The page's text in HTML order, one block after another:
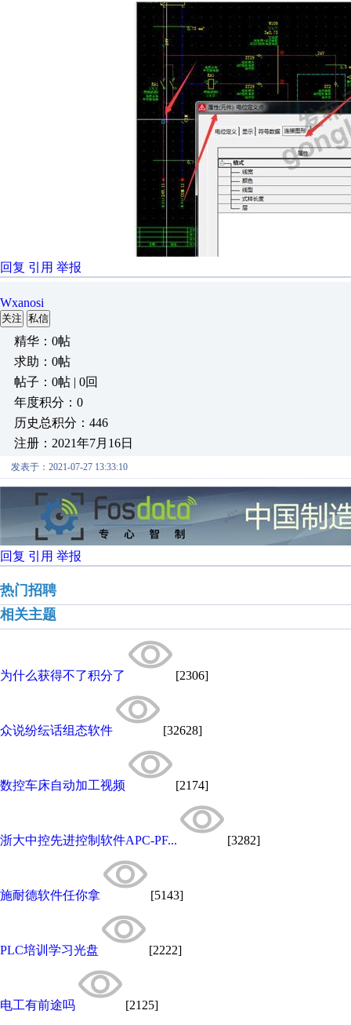
回复 引用 举报
Wxanosi
关注 私信
精华：0帖
求助：0帖
帖子：0帖 | 0回
年度积分：0
历史总积分：446
注册：2021年7月16日
发表于：2021-07-27 13:33:10
回复 引用 举报
热门招聘
相关主题
为什么获得不了积分了 [2306]
众说纷纭话组态软件 [32628]
数控车床自动加工视频 [2174]
浙大中控先进控制软件APC-PF... [3282]
施耐德软件任你拿 [5143]
PLC培训学习光盘 [2222]
电工有前途吗 [2125]